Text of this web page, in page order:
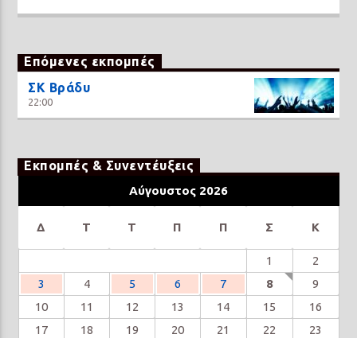
Επόμενες εκπομπές
ΣΚ Βράδυ
22:00
Εκπομπές & Συνεντέυξεις
Αύγουστος 2026
Δ Τ Τ Π Π Σ Κ
1
2
3
4 5 6 7 8
9
10
11 12 13 14 15
16
17
18 19 20 21 22
23